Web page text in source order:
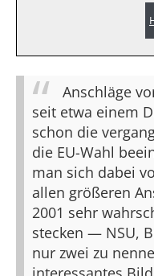
Anschläge
seit etwa einem
schon die
die EU-Wahl
man sich dabei
allen größeren
2001 sehr
stecken — NSU,
nur zwei zu